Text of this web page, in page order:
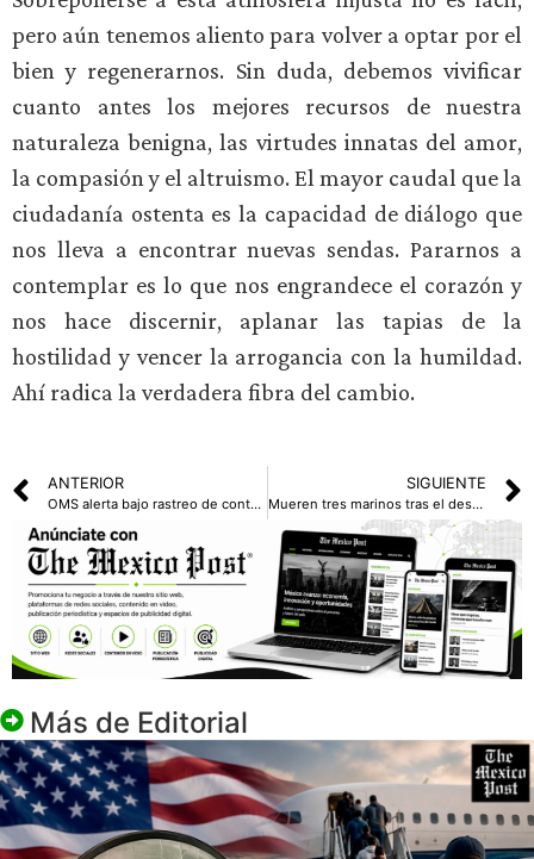
pero aún tenemos aliento para volver a optar por el
bien y regenerarnos. Sin duda, debemos vivificar
cuanto antes los mejores recursos de nuestra
naturaleza benigna, las virtudes innatas del amor,
la compasión y el altruismo. El mayor caudal que la
ciudadanía ostenta es la capacidad de diálogo que
nos lleva a encontrar nuevas sendas. Pararnos a
contemplar es lo que nos engrandece el corazón y
nos hace discernir, aplanar las tapias de la
hostilidad y vencer la arrogancia con la humildad.
Ahí radica la verdadera fibra del cambio.
ANTERIOR
OMS alerta bajo rastreo de contactos en brote de ébola en la RDC
SIGUIENTE
Mueren tres marinos tras el desplome de helicóptero en entrenamiento en Inglaterra
Más de Editorial